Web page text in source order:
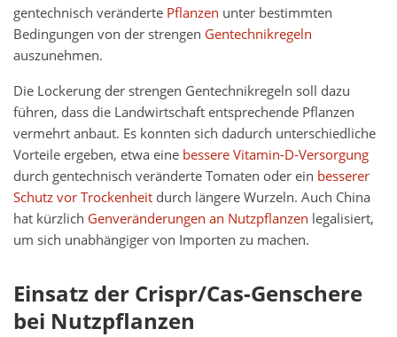
gentechnisch veränderte Pflanzen unter bestimmten
Bedingungen von der strengen Gentechnikregeln
auszunehmen.
Die Lockerung der strengen Gentechnikregeln soll dazu
führen, dass die Landwirtschaft entsprechende Pflanzen
vermehrt anbaut. Es konnten sich dadurch unterschiedliche
Vorteile ergeben, etwa eine bessere Vitamin-D-Versorgung
durch gentechnisch veränderte Tomaten oder ein besserer
Schutz vor Trockenheit durch längere Wurzeln. Auch China
hat kürzlich Genveränderungen an Nutzpflanzen legalisiert,
um sich unabhängiger von Importen zu machen.
Einsatz der Crispr/Cas-Genschere
bei Nutzpflanzen